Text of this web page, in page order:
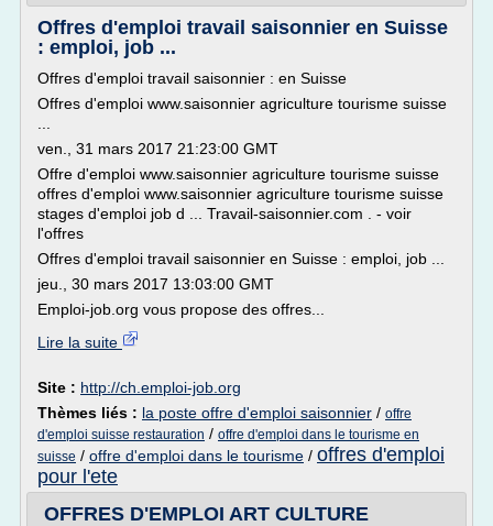
Offres d'emploi travail saisonnier en Suisse
: emploi, job ...
Offres d'emploi travail saisonnier : en Suisse
Offres d'emploi www.saisonnier agriculture tourisme suisse
ven., 31 mars 2017 21:23:00 GMT
Offre d'emploi www.saisonnier agriculture tourisme suisse
offres d'emploi www.saisonnier agriculture tourisme suisse
stages d'emploi job d ... Travail-saisonnier.com . - voir
l'offres
Offres d'emploi travail saisonnier en Suisse : emploi, job ...
jeu., 30 mars 2017 13:03:00 GMT
Emploi-job.org vous propose des offres...
Lire la suite
Site : http://ch.emploi-job.org
Thèmes liés : la poste offre d'emploi saisonnier / offre
d'emploi suisse restauration / offre d'emploi dans le tourisme en
suisse / offre d'emploi dans le tourisme / offres d'emploi
pour l'ete
OFFRES D'EMPLOI ART CULTURE